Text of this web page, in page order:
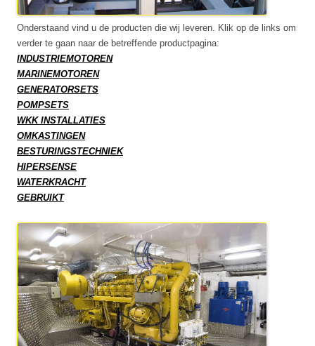
Onderstaand vind u de producten die wij leveren. Klik op de links om
verder te gaan naar de betreffende productpagina:
INDUSTRIEMOTOREN
MARINEMOTOREN
GENERATORSETS
POMPSETS
WKK INSTALLATIES
OMKASTINGEN
BESTURINGSTECHNIEK
HIPERSENSE
WATERKRACHT
GEBRUIKT